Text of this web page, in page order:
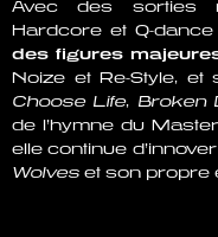
Avec des sorties
Hardcore et Q-
des figures
Noize et Re-Style,
Choose Life, Broken
de l’hymne du
elle continue
Wolves et son propre